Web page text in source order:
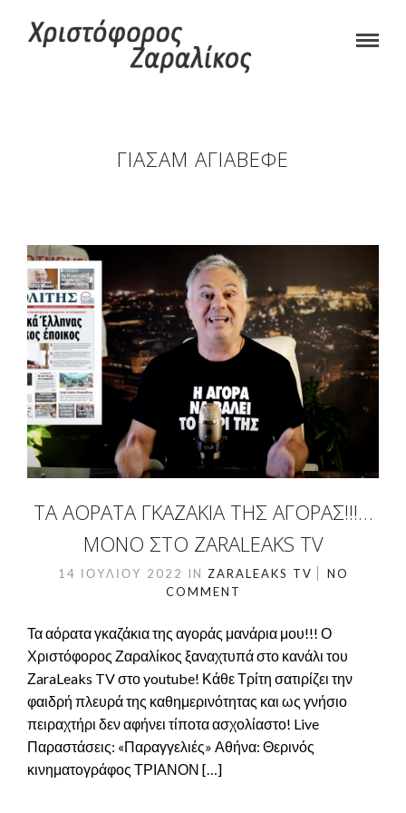
ΓΙΑΣΆΜ ΑΓΙΑΒΈΦΕ
ΤΑ ΑΌΡΑΤΑ ΓΚΑΖΆΚΙΑ ΤΗΣ ΑΓΟΡΆΣ!!!…
ΜΌΝΟ ΣΤΟ ZARALEAKS TV
14 ΙΟΥΛΊΟΥ 2022 IN ZARALEAKS TV
NO
COMMENT
Τα αόρατα γκαζάκια της αγοράς μανάρια μου!!! Ο
Χριστόφορος Ζαραλίκος ξαναχτυπά στο κανάλι του
ΖaraLeaks TV στο youtube! Κάθε Τρίτη σατιρίζει την
φαιδρή πλευρά της καθημερινότητας και ως γνήσιο
πειραχτήρι δεν αφήνει τίποτα ασχολίαστο! Live
Παραστάσεις: «Παραγγελιές» Αθήνα: Θερινός
κινηματογράφος ΤΡΙΑΝΟΝ […]